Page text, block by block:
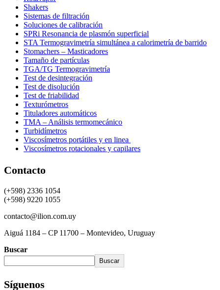
Shakers
Sistemas de filtración
Soluciones de calibración
SPRi Resonancia de plasmón superficial
STA Termogravimetría simultánea a calorimetría de barrido
Stomachers – Masticadores
Tamaño de partículas
TGA/TG Termogravimetría
Test de desintegración
Test de disolución
Test de friabilidad
Texturómetros
Tituladores automáticos
TMA – Análisis termomecánico
Turbidímetros
Viscosímetros portátiles y en linea
Viscosímetros rotacionales y capilares
Contacto
(+598) 2336 1054
(+598) 9220 1055
contacto@ilion.com.uy
Aiguá 1184 – CP 11700 – Montevideo, Uruguay
Buscar
Buscar
Síguenos